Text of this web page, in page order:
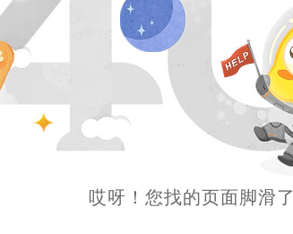
哎呀！您找的页面脚滑